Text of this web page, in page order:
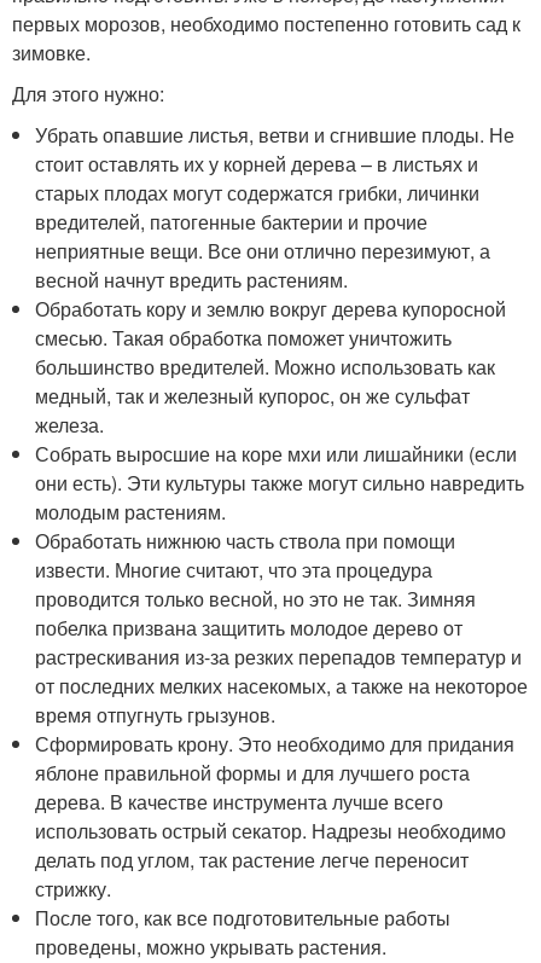
первых морозов, необходимо постепенно готовить сад к
зимовке.
Для этого нужно:
Убрать опавшие листья, ветви и сгнившие плоды. Не
стоит оставлять их у корней дерева – в листьях и
старых плодах могут содержатся грибки, личинки
вредителей, патогенные бактерии и прочие
неприятные вещи. Все они отлично перезимуют, а
весной начнут вредить растениям.
Обработать кору и землю вокруг дерева купоросной
смесью. Такая обработка поможет уничтожить
большинство вредителей. Можно использовать как
медный, так и железный купорос, он же сульфат
железа.
Собрать выросшие на коре мхи или лишайники (если
они есть). Эти культуры также могут сильно навредить
молодым растениям.
Обработать нижнюю часть ствола при помощи
извести. Многие считают, что эта процедура
проводится только весной, но это не так. Зимняя
побелка призвана защитить молодое дерево от
растрескивания из-за резких перепадов температур и
от последних мелких насекомых, а также на некоторое
время отпугнуть грызунов.
Сформировать крону. Это необходимо для придания
яблоне правильной формы и для лучшего роста
дерева. В качестве инструмента лучше всего
использовать острый секатор. Надрезы необходимо
делать под углом, так растение легче переносит
стрижку.
После того, как все подготовительные работы
проведены, можно укрывать растения.